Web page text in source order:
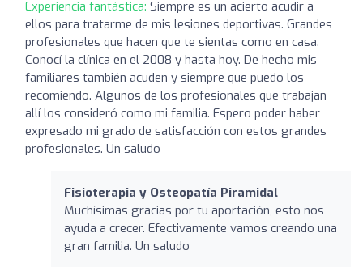
Experiencia fantástica: Siempre es un acierto acudir a
ellos para tratarme de mis lesiones deportivas. Grandes
profesionales que hacen que te sientas como en casa.
Conocí la clínica en el 2008 y hasta hoy. De hecho mis
familiares también acuden y siempre que puedo los
recomiendo. Algunos de los profesionales que trabajan
allí los consideró como mi familia. Espero poder haber
expresado mi grado de satisfacción con estos grandes
profesionales. Un saludo
Fisioterapia y Osteopatía Piramidal
Muchísimas gracias por tu aportación, esto nos
ayuda a crecer. Efectivamente vamos creando una
gran familia. Un saludo